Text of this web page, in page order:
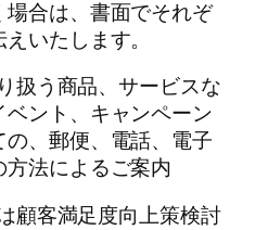
合は、書面でそれぞ
いたします。
扱う商品、サービスな
ベント、キャンペーン
、郵便、電話、電子
方法によるご案内
顧客満足度向上策検討